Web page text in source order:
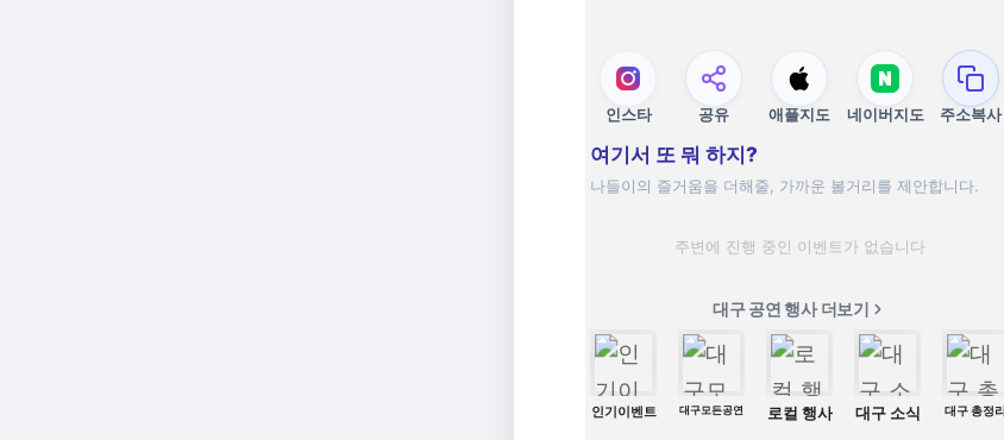
인스타 공유 애플지도 네이버지도 주소복사
여기서 또 뭐 하지?
나들이의 즐거움을 더해줄, 가까운 볼거리를 제안합니다.
주변에 진행 중인 이벤트가 없습니다
대구 공연 행사 더보기
인기이벤트 대구모든공연 로컬 행사 대구 소식 대구 총정리